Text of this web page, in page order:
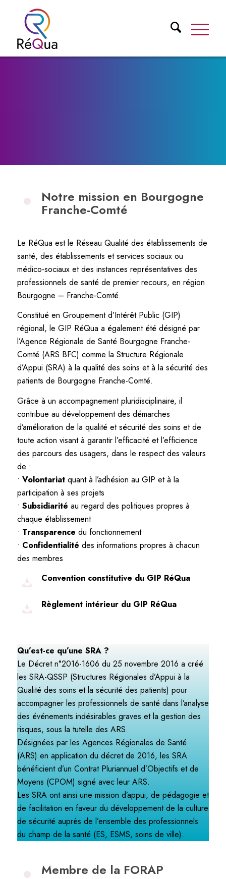
Notre mission en Bourgogne
Franche-Comté
Le RéQua est le Réseau Qualité des établissements de
santé, des établissements et services sociaux ou
médico-sociaux et des instances représentatives des
professionnels de santé de premier recours, en région
Bourgogne – Franche-Comté.
Constitué en Groupement d’Intérêt Public (GIP)
régional, le GIP RéQua a également été désigné par
l’Agence Régionale de Santé Bourgogne Franche-
Comté (ARS BFC) comme la Structure Régionale
d’Appui (SRA) à la qualité des soins et à la sécurité des
patients de Bourgogne Franche-Comté.
Grâce à un accompagnement pluridisciplinaire, il
contribue au développement des démarches
d’amélioration de la qualité et sécurité des soins et de
toute action visant à garantir l’efficacité et l’efficience
des parcours des usagers, dans le respect des valeurs
de :
• Volontariatquant à l’adhésion au GIP et à la
participation à ses projets
• Subsidiarité au regard des politiques propres à
chaque établissement
• Transparence du fonctionnement
• Confidentialité des informations propres à chacun
des membres
Convention constitutive du GIP RéQua
Règlement intérieur du GIP RéQua
Qu’est-ce qu’une SRA ?
Le Décret n°2016-1606 du 25 novembre 2016 a créé
les SRA-QSSP (Structures Régionales d’Appui à la
Qualité des soins et la sécurité des patients) pour
accompagner les professionnels de santé dans l’analyse
des événements indésirables graves et la gestion des
risques, sous la tutelle des ARS.
Désignées par les Agences Régionales de Santé
(ARS) en application du décret de 2016, les SRA
bénéficient d’un Contrat Pluriannuel d’Objectifs et de
Moyens (CPOM) signé avec leur ARS.
Les SRA ont ainsi une mission d’appui, de pédagogie et
de facilitation en faveur du développement de la culture
de sécurité auprès de l’ensemble des professionnels
du champ de la santé (ES, ESMS, soins de ville).
Membre de la FORAP